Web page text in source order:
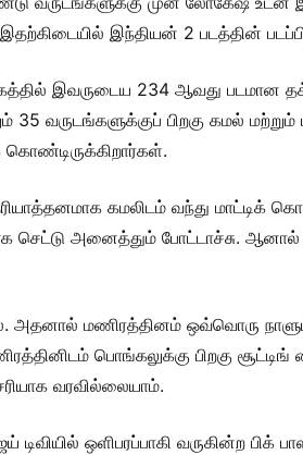
இந்தியன் 2 படத்தின்
இவருடைய 234 ஆவது படமான தக்
35 வருடங்களுக்குப் பிறகு கமல்
கொண்டிருக்கிறார்கள்.
கமலிடம் வந்து மாட்டிக்
செட்டு அனைத்தும் போட்டாச்சு.
மணிரத்தினம் ஒவ்வொரு நாளும்
பொங்கலுக்கு பிறகு
வரவில்லையாம்.
ஒளிபரப்பாகி வருகின்ற பிக்